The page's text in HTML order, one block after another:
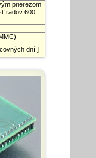
prierezom
radov 600
dní ]